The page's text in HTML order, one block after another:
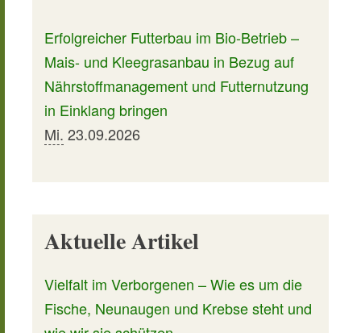
Erfolgreicher Futterbau im Bio-Betrieb –
Mais- und Kleegrasanbau in Bezug auf
Nährstoffmanagement und Futternutzung
in Einklang bringen
Mi. 23.09.2026
Aktuelle Artikel
Vielfalt im Verborgenen – Wie es um die
Fische, Neunaugen und Krebse steht und